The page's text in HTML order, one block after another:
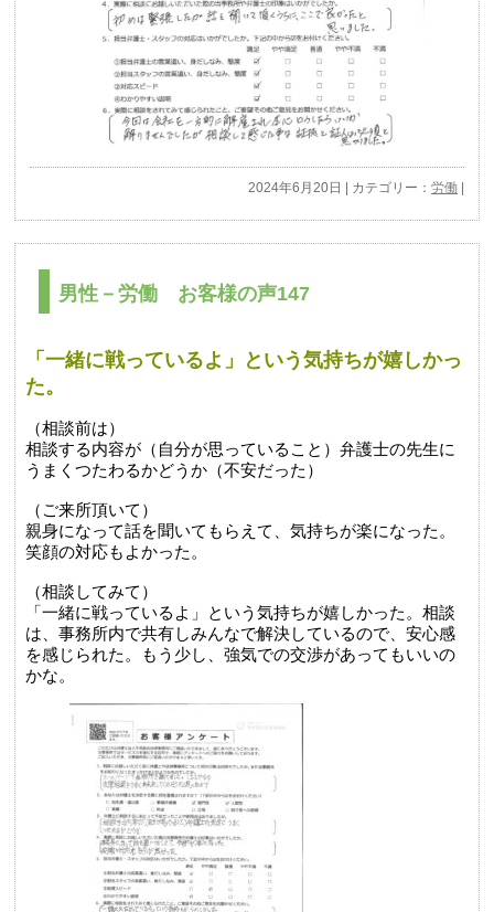
2024年6月20日 | カテゴリー：労働 |
男性－労働 お客様の声147
「一緒に戦っているよ」という気持ちが嬉しかっ
た。
（相談前は）
相談する内容が（自分が思っていること）弁護士の先生に
うまくつたわるかどうか（不安だった）
（ご来所頂いて）
親身になって話を聞いてもらえて、気持ちが楽になった。
笑顔の対応もよかった。
（相談してみて）
「一緒に戦っているよ」という気持ちが嬉しかった。相談
は、事務所内で共有しみんなで解決しているので、安心感
を感じられた。もう少し、強気での交渉があってもいいの
かな。